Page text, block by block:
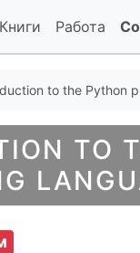
Книги Работа
to the Python
TO